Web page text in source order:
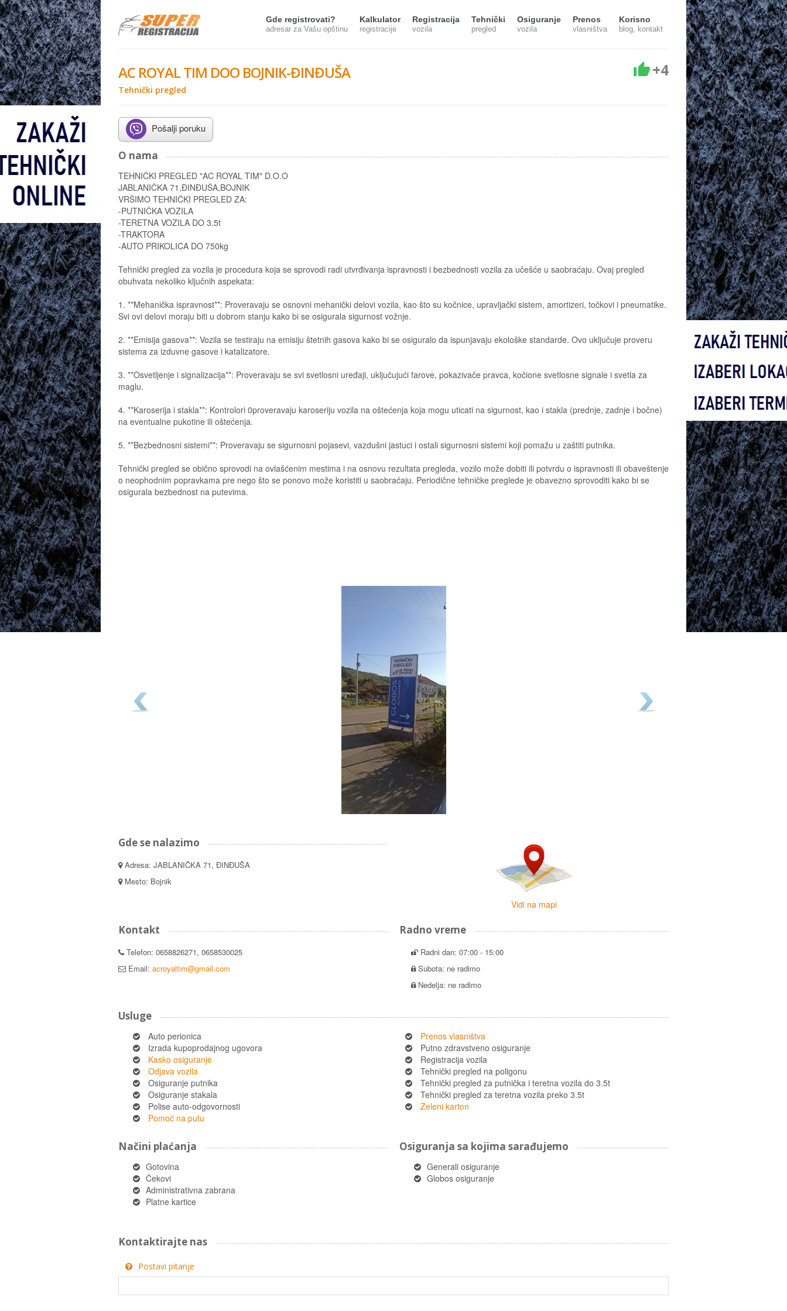
Gde registrovati?
adresar za Vašu opštinu
Kalkulator
registracije
Registracija
vozila
Tehnički
pregled
Osiguranje
vozila
Prenos
vlasništva
Korisno
blog, kontakt
AC ROYAL TIM DOO BOJNIK-ĐINĐUŠA
Tehnički pregled
+4
Pošalji poruku
O nama
TEHNIČKI PREGLED "AC ROYAL TIM" D.O.O
JABLANIČKA 71,ĐINĐUŠA,BOJNIK
VRŠIMO TEHNIČKI PREGLED ZA:
-PUTNIČKA VOZILA
-TERETNA VOZILA DO 3.5t
-TRAKTORA
-AUTO PRIKOLICA DO 750kg
Tehnički pregled za vozila je procedura koja se sprovodi radi utvrđivanja ispravnosti i bezbednosti vozila za učešće u saobraćaju. Ovaj pregled
obuhvata nekoliko ključnih aspekata:
1. **Mehanička ispravnost**: Proveravaju se osnovni mehanički delovi vozila, kao što su kočnice, upravljački sistem, amortizeri, točkovi i pneumatike.
Svi ovi delovi moraju biti u dobrom stanju kako bi se osigurala sigurnost vožnje.
2. **Emisija gasova**: Vozila se testiraju na emisiju štetnih gasova kako bi se osiguralo da ispunjavaju ekološke standarde. Ovo uključuje proveru
sistema za izduvne gasove i katalizatore.
3. **Osvetljenje i signalizacija**: Proveravaju se svi svetlosni uređaji, uključujući farove, pokazivače pravca, kočione svetlosne signale i svetla za
maglu.
4. **Karoserija i stakla**: Kontrolori 0proveravaju karoseriju vozila na oštećenja koja mogu uticati na sigurnost, kao i stakla (prednje, zadnje i bočne)
na eventualne pukotine ili oštećenja.
5. **Bezbednosni sistemi**: Proveravaju se sigurnosni pojasevi, vazdušni jastuci i ostali sigurnosni sistemi koji pomažu u zaštiti putnika.
Tehnički pregled se obično sprovodi na ovlašćenim mestima i na osnovu rezultata pregleda, vozilo može dobiti ili potvrdu o ispravnosti ili obaveštenje
o neophodnim popravkama pre nego što se ponovo može koristiti u saobraćaju. Periodične tehničke preglede je obavezno sprovoditi kako bi se
osigurala bezbednost na putevima.
Gde se nalazimo
Adresa: JABLANIČKA 71, ĐINĐUŠA
Mesto: Bojnik
Vidi na mapi
Kontakt
Telefon: 0658826271, 0658530025
Email: acroyaltim@gmail.com
Radno vreme
Radni dan: 07:00 - 15:00
Subota: ne radimo
Nedelja: ne radimo
Usluge
Auto perionica
Izrada kupoprodajnog ugovora
Kasko osiguranje
Odjava vozila
Osiguranje putnika
Osiguranje stakala
Polise auto-odgovornosti
Pomoć na putu
Prenos vlasništva
Putno zdravstveno osiguranje
Registracija vozila
Tehnički pregled na poligonu
Tehnički pregled za putnička i teretna vozila do 3.5t
Tehnički pregled za teretna vozila preko 3.5t
Zeleni karton
Načini plaćanja
Gotovina
Čekovi
Administrativna zabrana
Platne kartice
Osiguranja sa kojima sarađujemo
Generali osiguranje
Globos osiguranje
Kontaktirajte nas
Postavi pitanje